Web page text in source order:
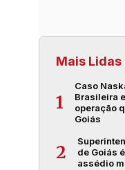
Mais Lidas
1
Caso
Brasileira
operação
Goiás
2
de Goiás
assédio